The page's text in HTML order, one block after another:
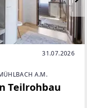
31.07.2026
A.M.
Teilrohbau